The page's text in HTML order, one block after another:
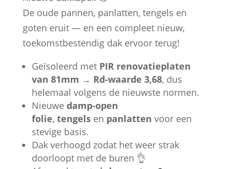
De oude pannen, panlatten, tengels en
goten eruit — en een compleet nieuw,
toekomstbestendig dak ervoor terug!
Geïsoleerd met PIR renovatieplaten
van 81mm → Rd-waarde 3,68, dus
helemaal volgens de nieuwste normen.
Nieuwe damp-open
folie, tengels en panlatten voor een
stevige basis.
Dak verhoogd zodat het weer strak
doorloopt met de buren 👌